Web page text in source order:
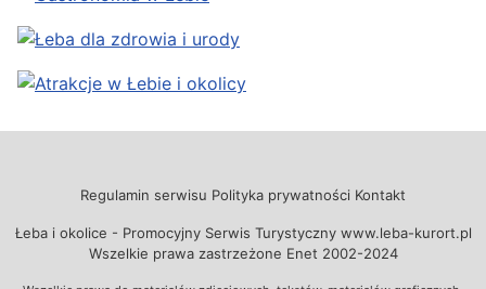
Regulamin serwisu Polityka prywatności Kontakt
Łeba i okolice - Promocyjny Serwis Turystyczny www.leba-kurort.pl
Wszelkie prawa zastrzeżone Enet 2002-2024